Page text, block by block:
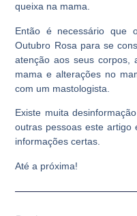
queixa na mama.
Então é necessário que
Outubro Rosa para se
atenção aos seus corpos,
mama e alterações no
com um mastologista.
Existe muita
outras pessoas este artigo
informações certas.
Até a próxima!